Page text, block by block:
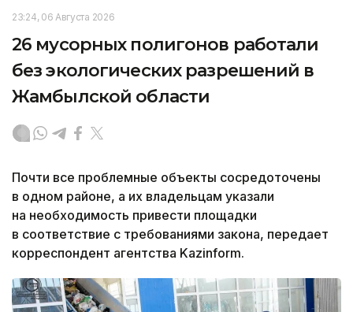
23:24, 06 Августа 2026
26 мусорных полигонов работали
без экологических разрешений в
Жамбылской области
Почти все проблемные объекты сосредоточены
в одном районе, а их владельцам указали
на необходимость привести площадки
в соответствие с требованиями закона, передает
корреспондент агентства Kazinform.